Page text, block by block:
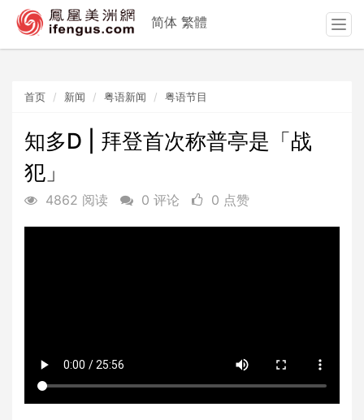
首页 新闻 粤语新闻 粤语节目
知多D | 拜登首次称普亭是「战
犯」
4862 阅读 0 评论 0 点赞
简体 繁體
T
o
a